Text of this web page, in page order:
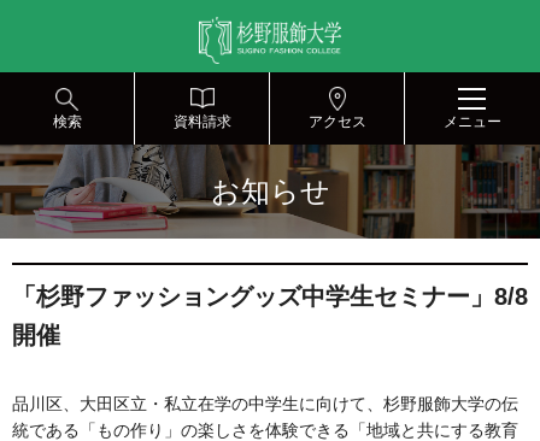
ナ
ビ
ゲ
へ
ビ
ゲ
ー
アクセス
資料請求
検索 メニュー
お知らせ
「杉野ファッショングッズ中学生セミナー」8/8
開催
品川区、大田区立・私立在学の中学生に向けて、杉野服飾大学の伝
統である「もの作り」の楽しさを体験できる「地域と共にする教育